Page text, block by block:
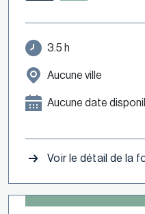
3.5 h
Aucune ville
Aucune date
Voir le détail de la